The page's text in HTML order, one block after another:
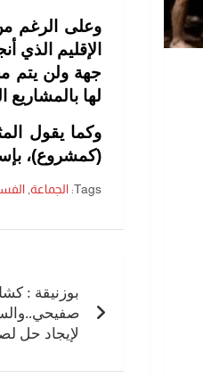
وعلى الرغم
الإقليم
جهة ولن يتم
لها بالمشاريع
وكما يقول
(كمشروع)،
Tags: الجماعة,
بوزنيقة :
لإيجاد حل